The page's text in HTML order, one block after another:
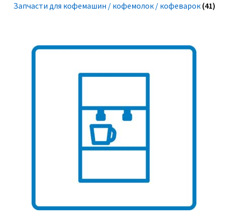
Запчасти для кофемашин / кофемолок / кофеварок (41)